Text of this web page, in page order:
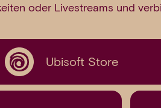
oder Livestreams und
Ubisoft Store